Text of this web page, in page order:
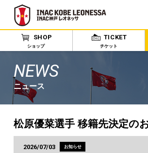
SHOP
ショップ
TICKET
チケット
NEWS
ニュース
松原優菜選手 移籍先決定の
2026/07/03 お知らせ